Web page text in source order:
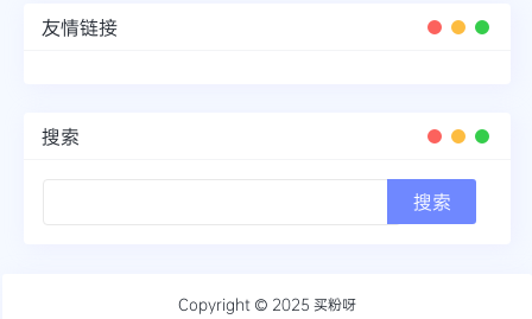
友情链接
搜索
Copyright © 2025 买粉呀